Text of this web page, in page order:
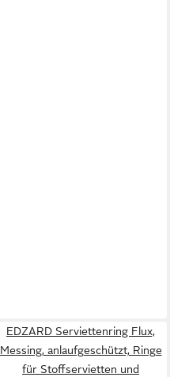
EDZARD Serviettenring Flux,
Messing, anlaufgeschützt, Ringe
für Stoffservietten und